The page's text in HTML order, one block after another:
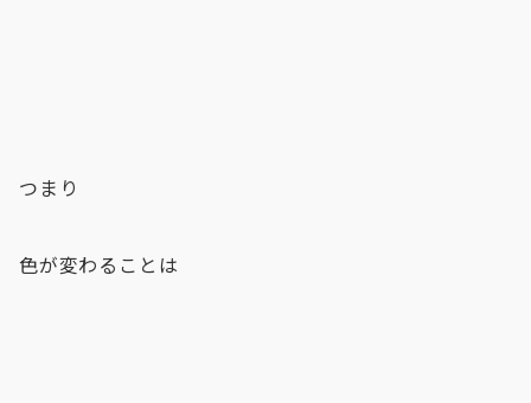
つまり
色が変わることは